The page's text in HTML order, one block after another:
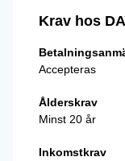
Krav hos
Accepteras
Ålderskrav
Minst 20 år
Inkomstkrav